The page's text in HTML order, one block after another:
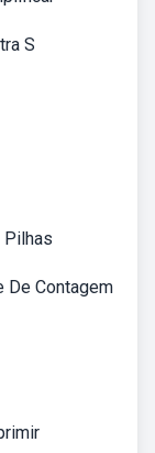
S
Pilhas
De Contagem